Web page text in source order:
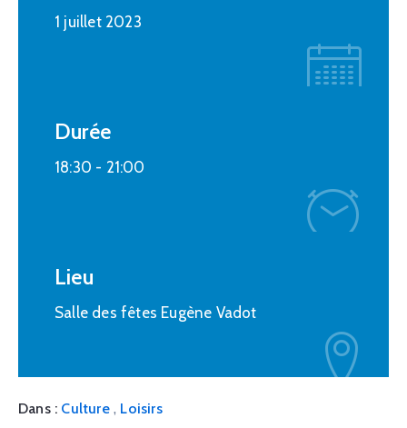
1 juillet 2023
Durée
18:30 - 21:00
Lieu
Salle des fêtes Eugène Vadot
Dans : Culture , Loisirs